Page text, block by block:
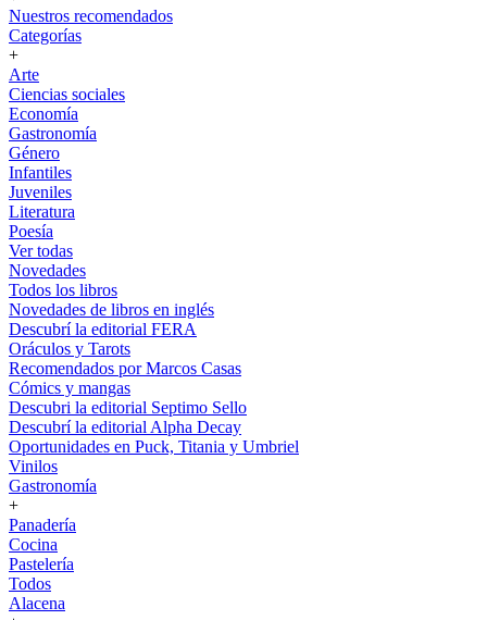
Nuestros recomendados
Categorías
+
Arte
Ciencias sociales
Economía
Gastronomía
Género
Infantiles
Juveniles
Literatura
Poesía
Ver todas
Novedades
Todos los libros
Novedades de libros en inglés
Descubrí la editorial FERA
Oráculos y Tarots
Recomendados por Marcos Casas
Cómics y mangas
Descubri la editorial Septimo Sello
Descubrí la editorial Alpha Decay
Oportunidades en Puck, Titania y Umbriel
Vinilos
Gastronomía
+
Panadería
Cocina
Pastelería
Todos
Alacena